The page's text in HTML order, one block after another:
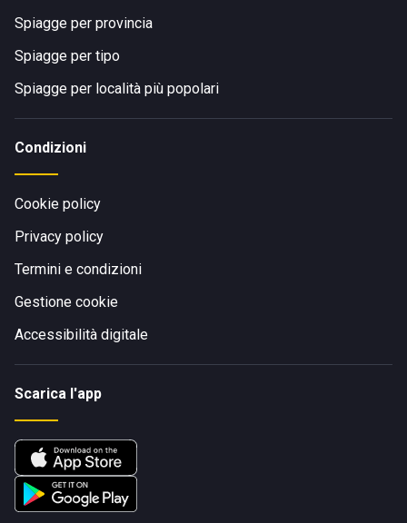
Spiagge per provincia
Spiagge per tipo
Spiagge per località più popolari
Condizioni
Cookie policy
Privacy policy
Termini e condizioni
Gestione cookie
Accessibilità digitale
Scarica l'app